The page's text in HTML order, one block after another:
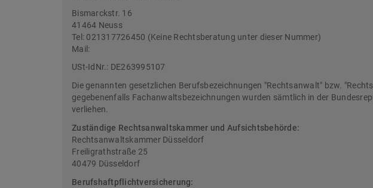
Bismarckstr. 16
41464 Neuss
Tel: 021317726450 (Keine Rechtsberatung unter dieser Nummer)
Mail:
USt-IdNr.: DE263995107
Die genannten gesetzlichen Berufsbezeichnungen "Rechtsanwalt" bzw.
gegebenenfalls Fachanwaltsbezeichnungen wurden sämtlich in der
verliehen.
Zuständige Rechtsanwaltskammer und Aufsichtsbehörde:
Rechtsanwaltskammer Düsseldorf
Freiligrathstraße 25
40479 Düsseldorf
Berufshaftpflichtversicherung: